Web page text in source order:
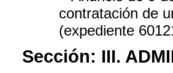
contratación de
(expediente
Sección: III.